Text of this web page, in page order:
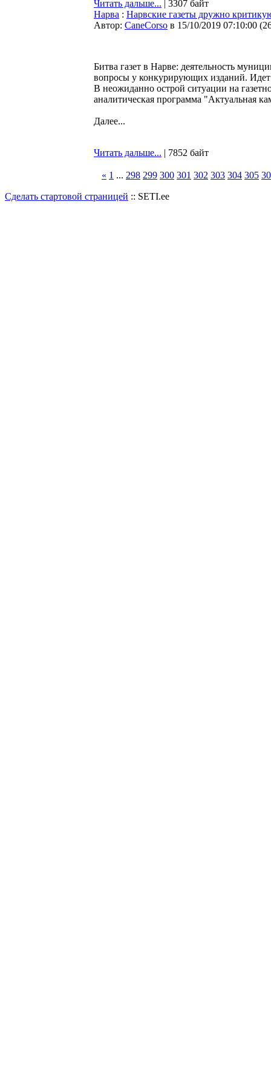
Читать дальше... | 3307 байт
Нарва : Нарвские газеты дружно
Автор: CaneCorso в 15/10/2019 07:10:00 (
Битва газет в Нарве: деятельность
вопросы у конкурирующих изданий.
В неожиданно острой ситуации на
аналитическая программа "Актуальная
Далее...
Читать дальше... | 7852 байт
« 1 ... 298 299 300 301 302 303 304 305
Сделать стартовой страницей :: SETI.ee